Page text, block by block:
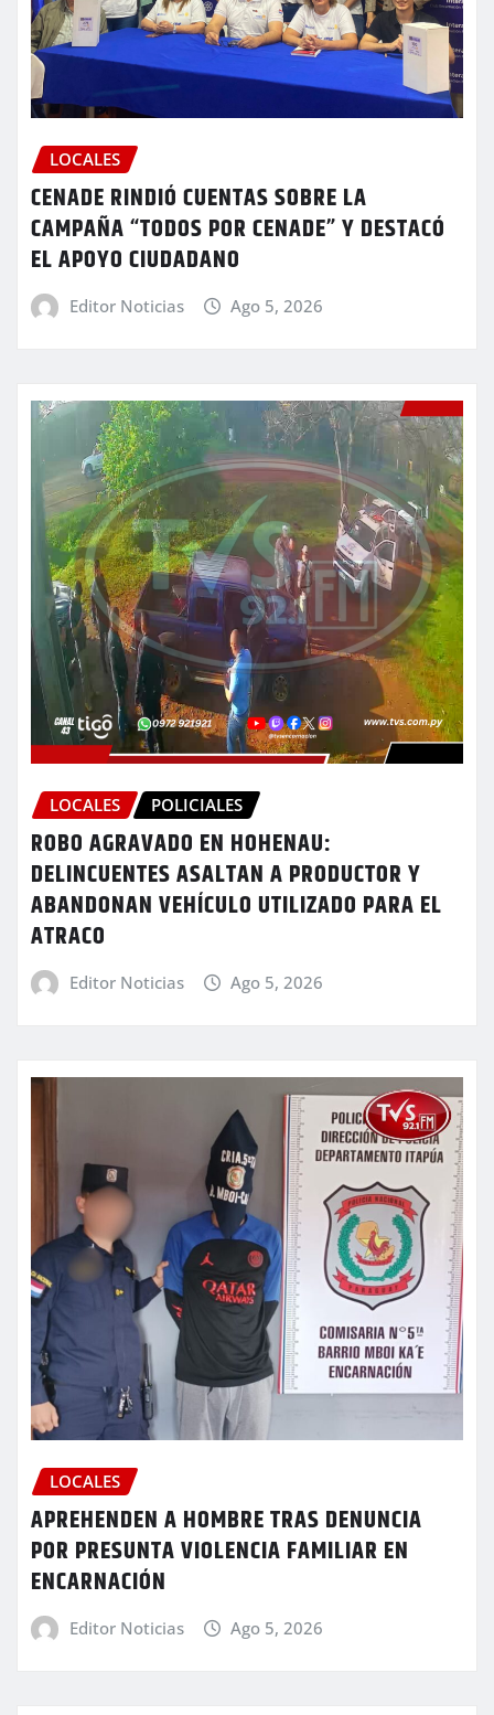
LOCALES
CENADE RINDIÓ CUENTAS SOBRE LA
CAMPAÑA “TODOS POR CENADE” Y DESTACÓ
EL APOYO CIUDADANO
Editor Noticias Ago 5, 2026
LOCALES POLICIALES
ROBO AGRAVADO EN HOHENAU:
DELINCUENTES ASALTAN A PRODUCTOR Y
ABANDONAN VEHÍCULO UTILIZADO PARA EL
ATRACO
Editor Noticias Ago 5, 2026
LOCALES
APREHENDEN A HOMBRE TRAS DENUNCIA
POR PRESUNTA VIOLENCIA FAMILIAR EN
ENCARNACIÓN
Editor Noticias Ago 5, 2026